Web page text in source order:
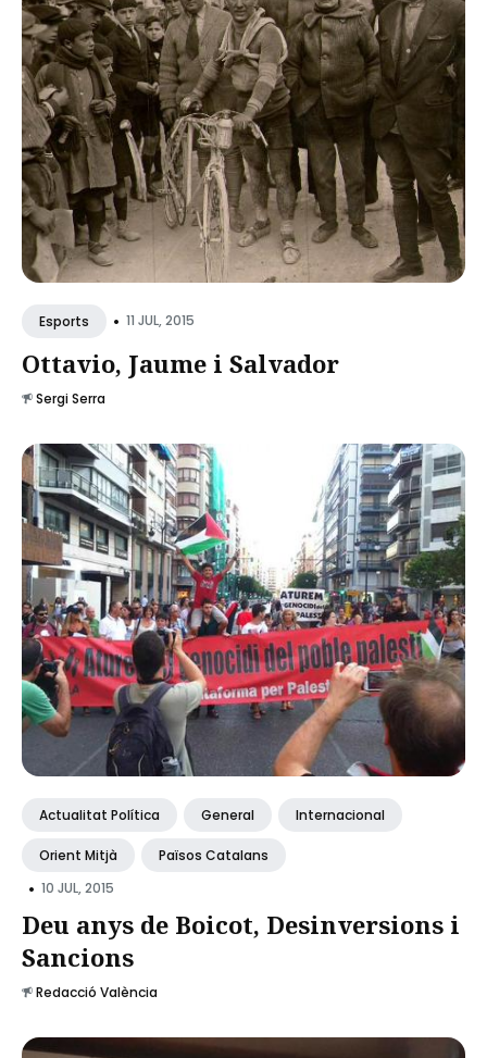
Esports • 11 JUL, 2015
Ottavio, Jaume i Salvador
Sergi Serra
Actualitat Política General Internacional
Orient Mitjà Països Catalans
• 10 JUL, 2015
Deu anys de Boicot, Desinversions i
Sancions
Redacció València